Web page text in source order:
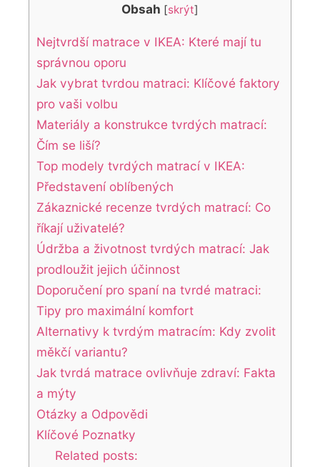
Obsah [skrýt]
Nejtvrdší matrace v IKEA: Které⁣ mají ⁢tu
správnou ⁢oporu
Jak vybrat tvrdou matraci:⁤ Klíčové faktory⁣
pro vaši volbu
Materiály ​a konstrukce‍ tvrdých matrací:
Čím se liší?
Top modely tvrdých matrací‌ v IKEA:
Představení oblíbených
Zákaznické recenze tvrdých matrací:​ Co
říkají uživatelé?
Údržba ‍a životnost tvrdých matrací: Jak
prodloužit jejich účinnost
Doporučení pro spaní na tvrdé matraci:
Tipy pro maximální komfort
Alternativy k tvrdým matracím: ‍Kdy zvolit
měkčí variantu?
Jak tvrdá matrace ovlivňuje zdraví: Fakta
a mýty
Otázky a Odpovědi
Klíčové Poznatky
Related posts: